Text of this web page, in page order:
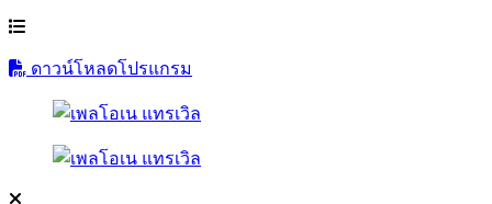
ดาวน์โหลดโปรแกรม